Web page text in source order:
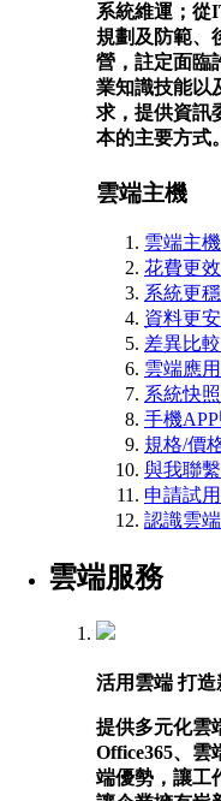
系統維運；從
規劃及防範、
營，註定面臨
業知識技能以
求，提供資訊
本的主要方式。
雲端主機
雲端主機
花費更
系統更
資料更
差異比較
雲端應
系統快照
手機
規格/價
與我聯繫
申請試用
認識雲
雲端服務
活用雲端 打
提供多元化雲
Office365、雲
端優勢，讓工